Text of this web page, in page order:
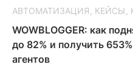
АВТОМАТИЗАЦИЯ КЕЙСЫ
WOWBLOGGER: как
до 82% и получить
агентов